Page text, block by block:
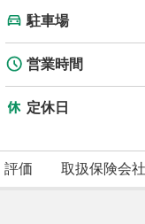
駐車場
営業時間
定休日
評価 取扱保険会社